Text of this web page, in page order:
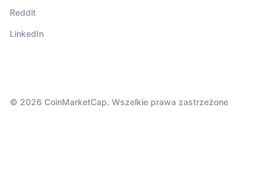
Reddit
LinkedIn
© 2026 CoinMarketCap. Wszelkie prawa zastrzeżone